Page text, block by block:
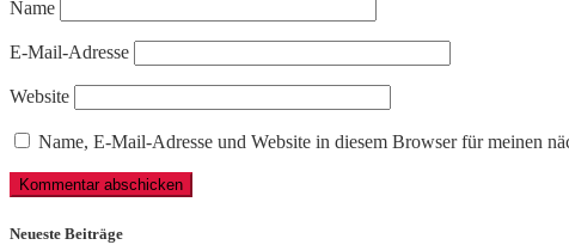
Name
E-Mail-Adresse
Website
Name, E-Mail-Adresse und Website in diesem Browser für meinen
Neueste Beiträge